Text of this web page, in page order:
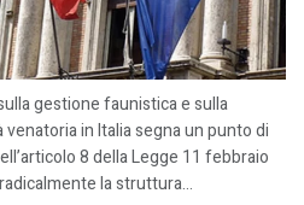
gestione faunistica e sulla
in Italia segna un punto di
8 della Legge 11 febbraio
la struttura...